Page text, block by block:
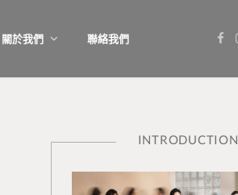
關於我們 聯絡我們
INTRODUCTION